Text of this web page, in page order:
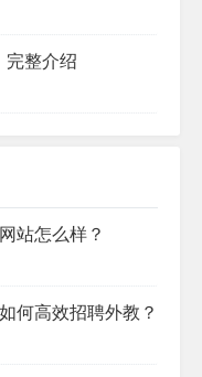
整介绍
站怎么样？
何高效招聘外教？